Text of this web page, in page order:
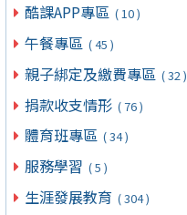
酷課APP專區 ( 10 )
午餐專區 ( 45 )
親子綁定及繳費專區 ( 32 )
捐款收支情形 ( 76 )
體育班專區 ( 34 )
服務學習 ( 5 )
生涯發展教育 ( 304 )